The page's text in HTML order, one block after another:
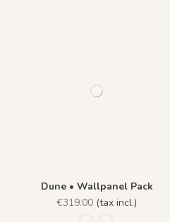
Dune • Wallpanel Pack
€319.00 (tax incl.)